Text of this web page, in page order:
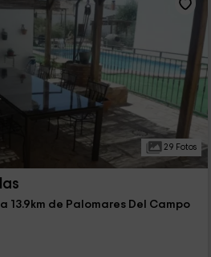
29 Fotos
13.9km de Palomares Del Campo